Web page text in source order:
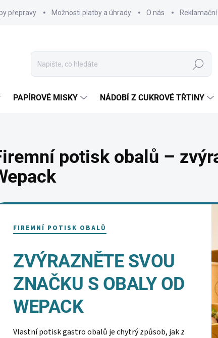
přepravy Možnosti platby a úhrady O nás Reklamační
Hledat
PAPÍROVÉ MISKY NÁDOBÍ Z CUKROVÉ TŘTINY
potisk obalů –
FIREMNÍ POTISK OBALŮ
ZVÝRAZNĚTE SVOU
ZNAČKU S OBALY OD
WEPACK
Vlastní potisk gastro obalů je chytrý způsob, jak z